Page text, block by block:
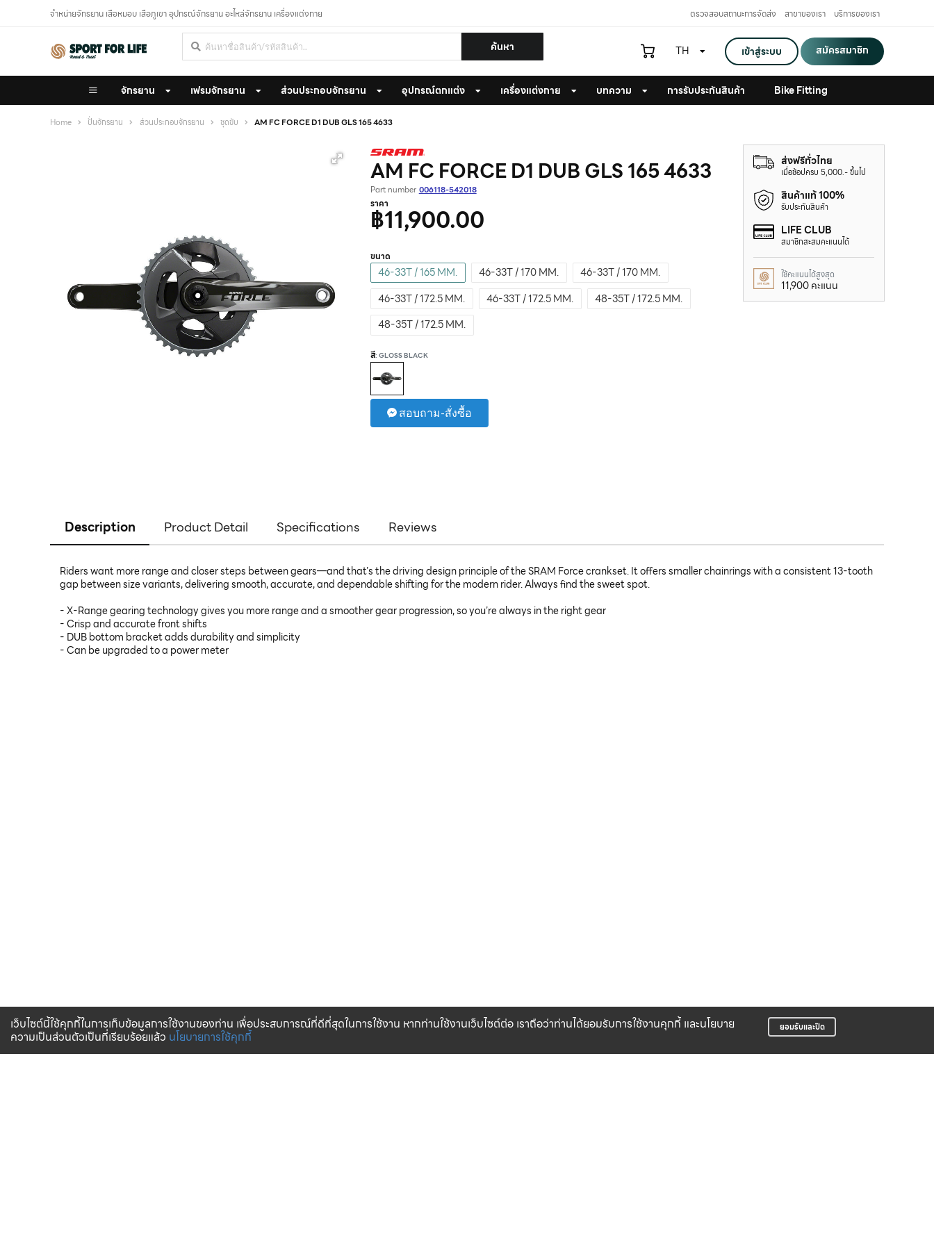
เว็บไซต์นี้ใช้คุกกี้ในการเก็บข้อมูลการใช้งานของท่าน เพื่อประสบการณ์ที่ดีที่สุดในการใช้งาน หากท่านใช้งานเว็บไซต์ต่อ เราถือว่าท่านได้ยอมรับการใช้งานคุกกี้ และนโยบาย
ความเป็นส่วนตัวเป็นที่เรียบร้อยแล้ว นโยบายการใช้คุกกี้
ยอมรับและปิด
จำหน่ายจักรยาน เสือหมอบ เสือภูเขา อุปกรณ์จักรยาน อะไหล่จักรยาน เครื่องแต่งกาย ตรวจสอบสถานะการจัดส่ง สาขาของเรา บริการของเรา
ค้นหา เข้าสู่ระบบ สมัครสมาชิก
TH
จักรยาน เฟรมจักรยาน ส่วนประกอบจักรยาน อุปกรณ์ตกแต่ง เครื่องแต่งกาย บทความ การรับประกันสินค้า Bike Fitting
Home ปั่นจักรยาน ส่วนประกอบจักรยาน ชุดขับ AM FC FORCE D1 DUB GLS 165 4633
AM FC FORCE D1 DUB GLS 165 4633
Part number 006118-542018
ราคา
฿11,900.00
ขนาด
46-33T / 165 MM. 46-33T / 170 MM.
46-33T / 170 MM.
46-33T / 172.5 MM.
46-33T / 172.5 MM.
48-35T / 172.5 MM.
48-35T / 172.5 MM.
สี: GLOSS BLACK
สอบถาม-สั่งซื้อ
ส่งฟรีทั่วไทย
เมื่อช้อปครบ 5,000.- ขึ้นไป
สินค้าแท้ 100%
รับประกันสินค้า
LIFE CLUB
สมาชิกสะสมคะแนนได้
ใช้คะแนนได้สูงสุด
11,900 คะแนน
Description Product Detail Specifications Reviews
Riders want more range and closer steps between gears—and that’s the driving design principle of the SRAM Force crankset. It offers smaller chainrings with a consistent 13-tooth
gap between size variants, delivering smooth, accurate, and dependable shifting for the modern rider. Always find the sweet spot.
- X-Range gearing technology gives you more range and a smoother gear progression, so you’re always in the right gear
- Crisp and accurate front shifts
- DUB bottom bracket adds durability and simplicity
- Can be upgraded to a power meter